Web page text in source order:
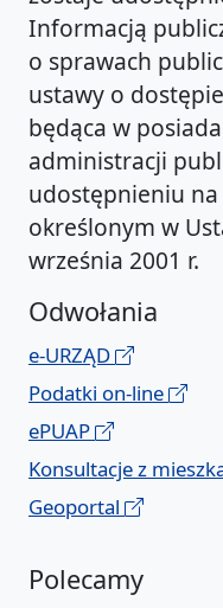
Informacją
o sprawach
ustawy o
będąca w
administracji
udostępnieniu
określonym w
września 2001 r.
Odwołania
e-URZĄD
Podatki on-line
ePUAP
Konsultacje z
Geoportal
Polecamy